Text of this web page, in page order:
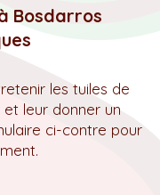
Bosdarros
les tuiles de
leur donner un
ci-contre pour